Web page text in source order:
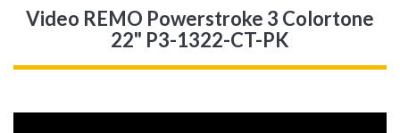
Video REMO Powerstroke 3 Colortone
22" P3-1322-CT-PK